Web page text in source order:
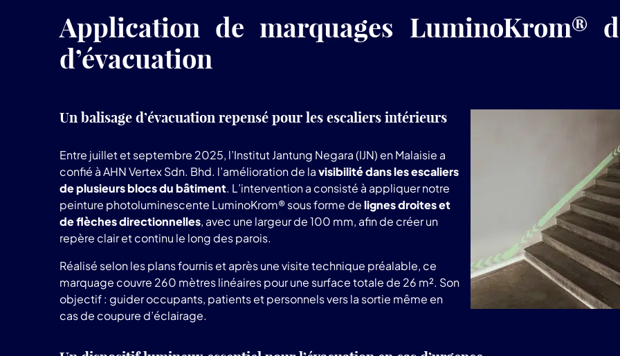
Application de marquages LuminoKrom®
d’évacuation
Un balisage d’évacuation repensé pour les escaliers intérieurs
Entre juillet et septembre 2025, l’Institut Jantung Negara (IJN) en Malaisie a
confié à AHN Vertex Sdn. Bhd. l’amélioration de lavisibilité dans les escaliers
de plusieurs blocs du bâtiment. L’intervention a consisté à appliquer notre
peinture photoluminescente LuminoKrom® sous forme delignes droites et
de flèches directionnelles, avec une largeur de 100 mm, afin de créer un
repère clair et continu le long des parois.
Réalisé selon les plans fournis et après une visite technique préalable, ce
marquage couvre 260 mètres linéaires pour une surface totale de 26 m². Son
objectif : guider occupants, patients et personnels vers la sortie même en
cas de coupure d’éclairage.